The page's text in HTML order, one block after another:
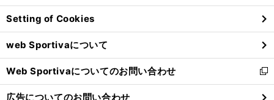
ン
ド
ウ
で
開
く
Setting of Cookies
web Sportivaについて
Web Sportivaについてのお問い合わせ
新
し
広告についてのお問い合わせ